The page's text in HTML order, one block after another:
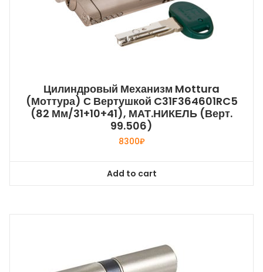
Цилиндровый Механизм Mottura
(Моттура) С Вертушкой C31F364601RC5
(82 Мм/31+10+41), МАТ.НИКЕЛЬ (верт.
99.506)
8300₽
Add to cart